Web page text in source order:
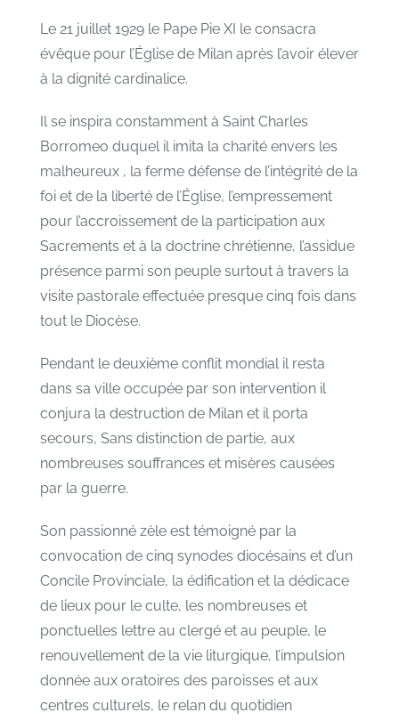
Le 21 juillet 1929 le Pape Pie XI le consacra
évêque pour l’Église de Milan après l’avoir élever
à la dignité cardinalice.
Il se inspira constamment à Saint Charles
Borromeo duquel il imita la charité envers les
malheureux , la ferme défense de l’intégrité de la
foi et de la liberté de l’Église, l’empressement
pour l’accroissement de la participation aux
Sacrements et à la doctrine chrétienne, l’assidue
présence parmi son peuple surtout à travers la
visite pastorale effectuée presque cinq fois dans
tout le Diocèse.
Pendant le deuxième conflit mondial il resta
dans sa ville occupée par son intervention il
conjura la destruction de Milan et il porta
secours, Sans distinction de partie, aux
nombreuses souffrances et misères causées
par la guerre.
Son passionné zèle est témoigné par la
convocation de cinq synodes diocésains et d’un
Concile Provinciale, la édification et la dédicace
de lieux pour le culte, les nombreuses et
ponctuelles lettre au clergé et au peuple, le
renouvellement de la vie liturgique, l’impulsion
donnée aux oratoires des paroisses et aux
centres culturels, le relan du quotidien